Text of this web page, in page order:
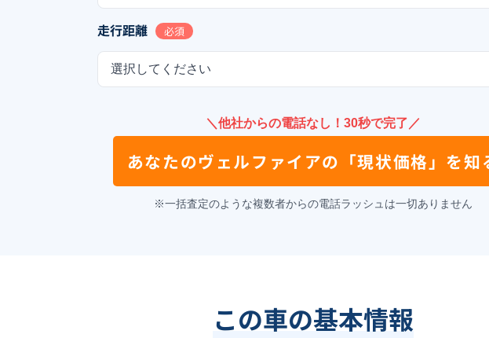
走行距離 必須
選択してください
＼他社からの電話なし！30秒で完了／
あなたのヴェルファイアの 「現状価格」を知
※一括査定のような複数者からの電話ラッシュは一切ありません
この車の基本情報